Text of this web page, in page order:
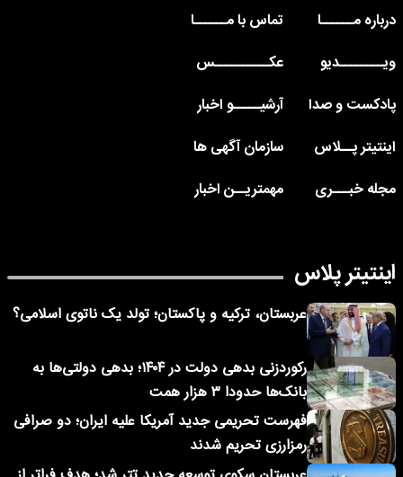
درباره مــــــا
تماس با مــــــا
ویــــــــدیو
عکــــــــــس
پادکست و صدا
آرشیـــــو اخبار
اینتیتر پــلاس
سازمان آگهی ها
مجله خبـــری
مهمتریــن اخبار
اینتیتر پلاس
عربستان، ترکیه و پاکستان؛ تولد یک ناتوی اسلامی؟
رکوردزنی بدهی دولت در ۱۴۰۴؛ بدهی دولتی‌ها به
بانک‌ها حدودا ۳ هزار همت
فهرست تحریمی جدید آمریکا علیه ایران؛ دو صرافی
رمزارزی تحریم شدند